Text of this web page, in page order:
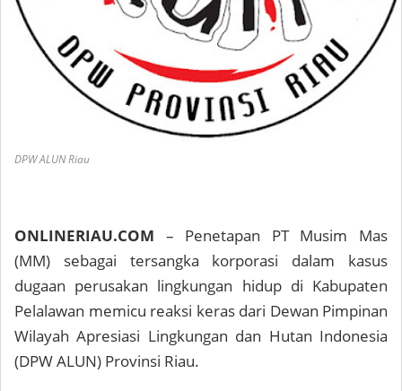
DPW ALUN Riau
ONLINERIAU.COM – Penetapan PT Musim Mas
(MM) sebagai tersangka korporasi dalam kasus
dugaan perusakan lingkungan hidup di Kabupaten
Pelalawan memicu reaksi keras dari Dewan Pimpinan
Wilayah Apresiasi Lingkungan dan Hutan Indonesia
(DPW ALUN) Provinsi Riau.